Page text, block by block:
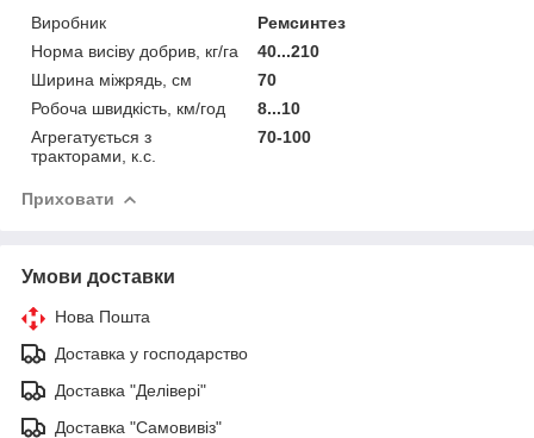
Виробник
Ремсинтез
Норма висіву добрив, кг/га
40...210
Ширина міжрядь, см
70
Робоча швидкість, км/год
8...10
Агрегатується з
тракторами, к.с.
70-100
Приховати
Умови доставки
Нова Пошта
Доставка у господарство
Доставка "Делівері"
Доставка "Самовивіз"